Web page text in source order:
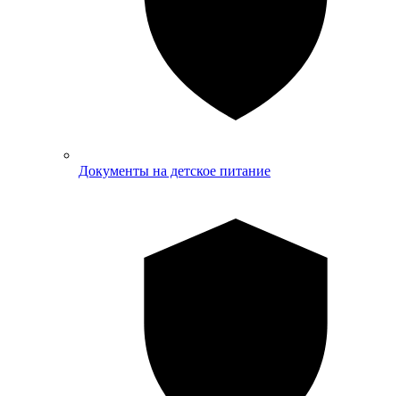
Документы на детское питание